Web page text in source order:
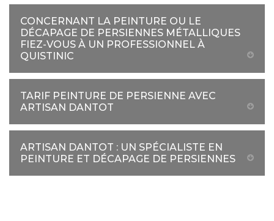
CONCERNANT LA PEINTURE OU LE
DÉCAPAGE DE PERSIENNES MÉTALLIQUES
FIEZ-VOUS À UN PROFESSIONNEL À
QUISTINIC
TARIF PEINTURE DE PERSIENNE AVEC
ARTISAN DANTOT
ARTISAN DANTOT : UN SPÉCIALISTE EN
PEINTURE ET DÉCAPAGE DE PERSIENNES